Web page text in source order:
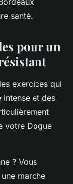
santé.
pour un
exercices qui
intense et des
votre Dogue
? Vous
marche